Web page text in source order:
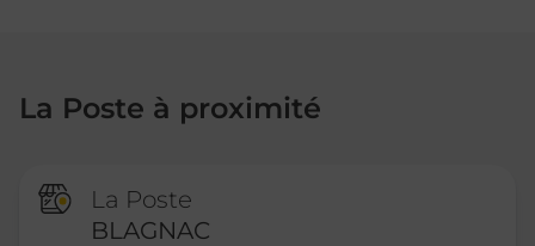
La Poste à proximité
La Poste
BLAGNAC